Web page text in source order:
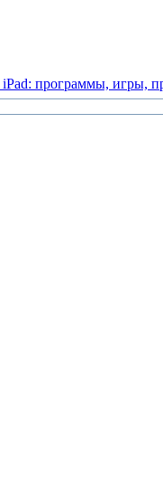
iPad: программы, игры,